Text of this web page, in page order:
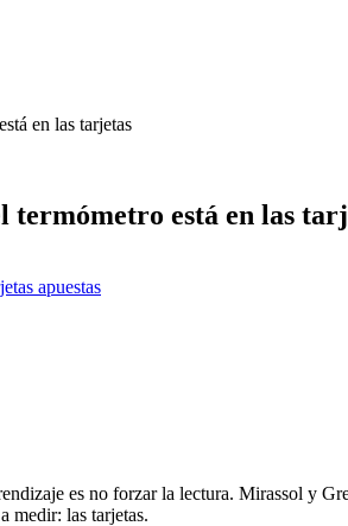
en las tarjetas
termómetro está en las
apuestas
es no forzar la lectura. Mirassol y
medir: las tarjetas.